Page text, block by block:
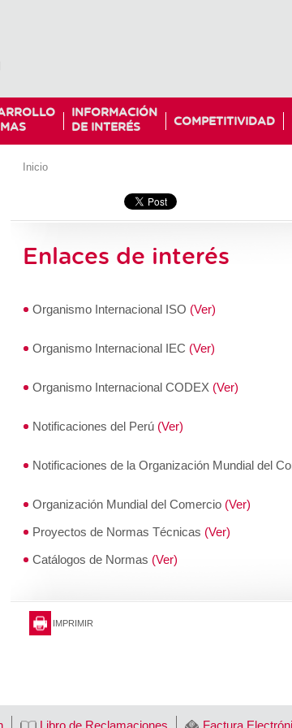
INFORMACIÓN
DE INTERÉS
COMPETITIVIDAD
Inicio
Enlaces de interés
Organismo Internacional ISO (Ver)
Organismo Internacional IEC (Ver)
Organismo Internacional CODEX (Ver)
Notificaciones del Perú (Ver)
Notificaciones de la Organización Mundial del
Organización Mundial del Comercio (Ver)
Proyectos de Normas Técnicas (Ver)
Catálogos de Normas (Ver)
IMPRIMIR
Libro de Reclamaciones Factura